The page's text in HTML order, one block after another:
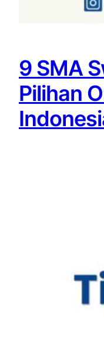
9 SMA
Pilihan